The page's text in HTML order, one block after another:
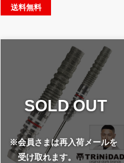
送料無料
SOLD OUT
※会員さまは再入荷メールを
受け取れます。